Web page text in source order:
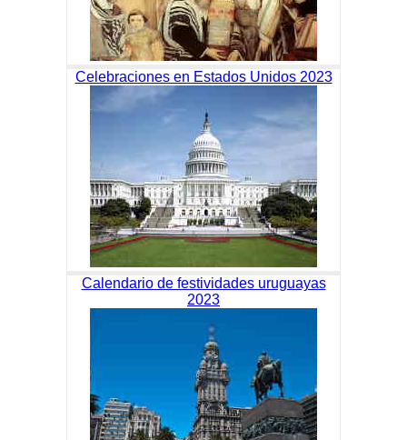
Celebraciones en Estados Unidos 2023
Calendario de festividades uruguayas
2023